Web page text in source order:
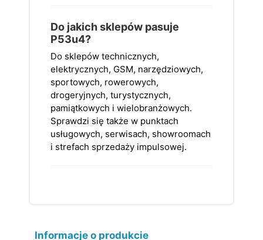
Do jakich sklepów pasuje
P53u4?
Do sklepów technicznych,
elektrycznych, GSM, narzędziowych,
sportowych, rowerowych,
drogeryjnych, turystycznych,
pamiątkowych i wielobranżowych.
Sprawdzi się także w punktach
usługowych, serwisach, showroomach
i strefach sprzedaży impulsowej.
Informacje o produkcie